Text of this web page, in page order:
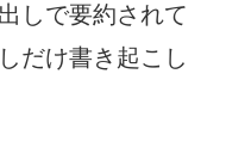
しで要約されて
だけ書き起こし